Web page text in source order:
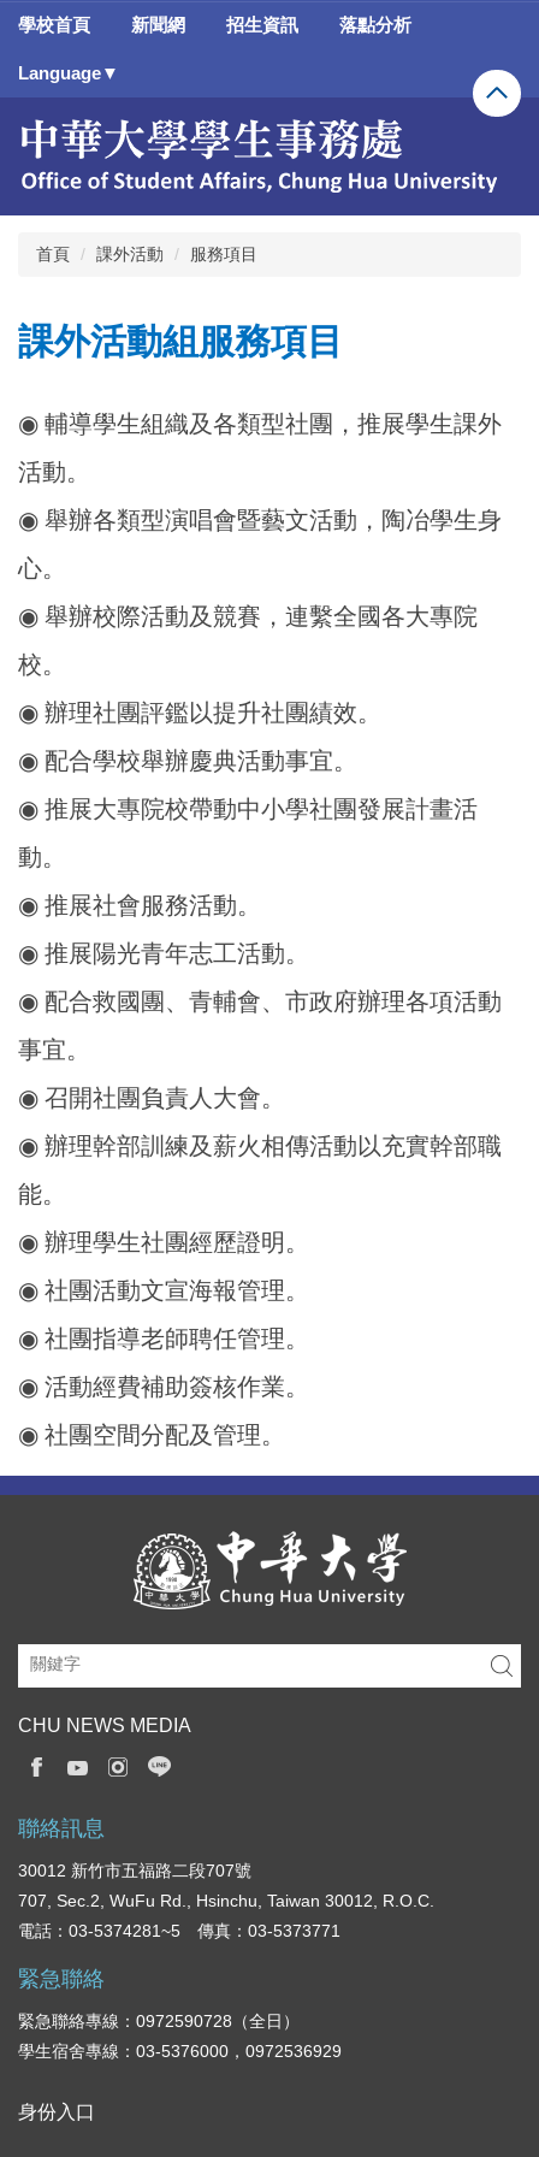
跳
主
容
區
學校首頁 新聞網 招生資訊 落點分析
Language▼
首頁 課外活動 服務項目
課外活動組服務項目
◉ 輔導學生組織及各類型社團，推展學生課外
活動。
◉ 舉辦各類型演唱會暨藝文活動，陶冶學生身
心。
◉ 舉辦校際活動及競賽，連繫全國各大專院
校。
◉ 辦理社團評鑑以提升社團績效。
◉ 配合學校舉辦慶典活動事宜。
◉ 推展大專院校帶動中小學社團發展計畫活
動。
◉ 推展社會服務活動。
◉ 推展陽光青年志工活動。
◉ 配合救國團、青輔會、市政府辦理各項活動
事宜。
◉ 召開社團負責人大會。
◉ 辦理幹部訓練及薪火相傳活動以充實幹部職
能。
◉ 辦理學生社團經歷證明。
◉ 社團活動文宣海報管理。
◉ 社團指導老師聘任管理。
◉ 活動經費補助簽核作業。
◉ 社團空間分配及管理。
CHU NEWS MEDIA
聯絡訊息
30012 新竹市五福路二段707號
707, Sec.2, WuFu Rd., Hsinchu, Taiwan 30012, R.O.C.
電話：03-5374281~5 傳真：03-5373771
緊急聯絡
緊急聯絡專線：0972590728（全日）
學生宿舍專線：03-5376000，0972536929
身份入口